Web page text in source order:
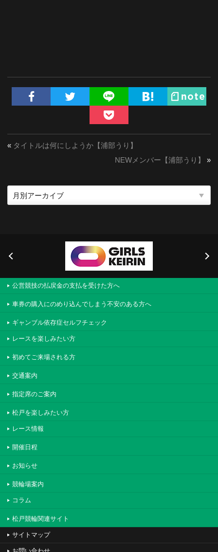
« タイトルは何にしようか【浦部うり】
NEWメンバー【浦部うり】
»
公営競技の払戻金の支払を受けた方へ
車券の購入にのめり込んでしまう不安のある方へ
ギャンブル依存症セルフチェック
レースを楽しみたい方
初めてご来場される方
交通案内
指定席のご案内
松戸を楽しみたい方
レース情報
開催日程
お知らせ
競輪場案内
コラム
松戸競輪関連サイト
サイトマップ